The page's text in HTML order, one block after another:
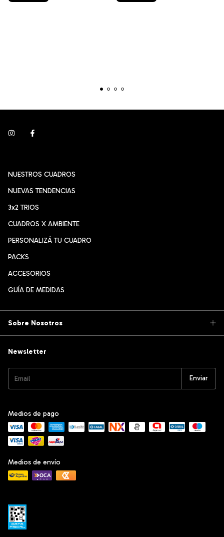
NUESTROS CUADROS
NUEVAS TENDENCIAS
3x2 TRIOS
CUADROS X AMBIENTE
PERSONALIZÁ TU CUADRO
PACKS
ACCESORIOS
GUÍA DE MEDIDAS
Sobre Nosotros
Newsletter
Medios de pago
Medios de envío